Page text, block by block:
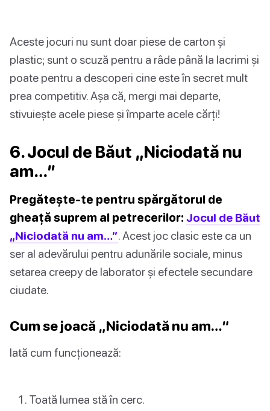
Aceste jocuri nu sunt doar piese de carton și
plastic; sunt o scuză pentru a râde până la lacrimi și
poate pentru a descoperi cine este în secret mult
prea competitiv. Așa că, mergi mai departe,
stivuiește acele piese și împarte acele cărți!
6. Jocul de Băut „Niciodată nu
am…”
Pregătește-te pentru spărgătorul de
gheață suprem al petrecerilor: Jocul de Băut
„Niciodată nu am…” . Acest joc clasic este ca un
ser al adevărului pentru adunările sociale, minus
setarea creepy de laborator și efectele secundare
ciudate.
Cum se joacă „Niciodată nu am…”
Iată cum funcționează:
Toată lumea stă în cerc.